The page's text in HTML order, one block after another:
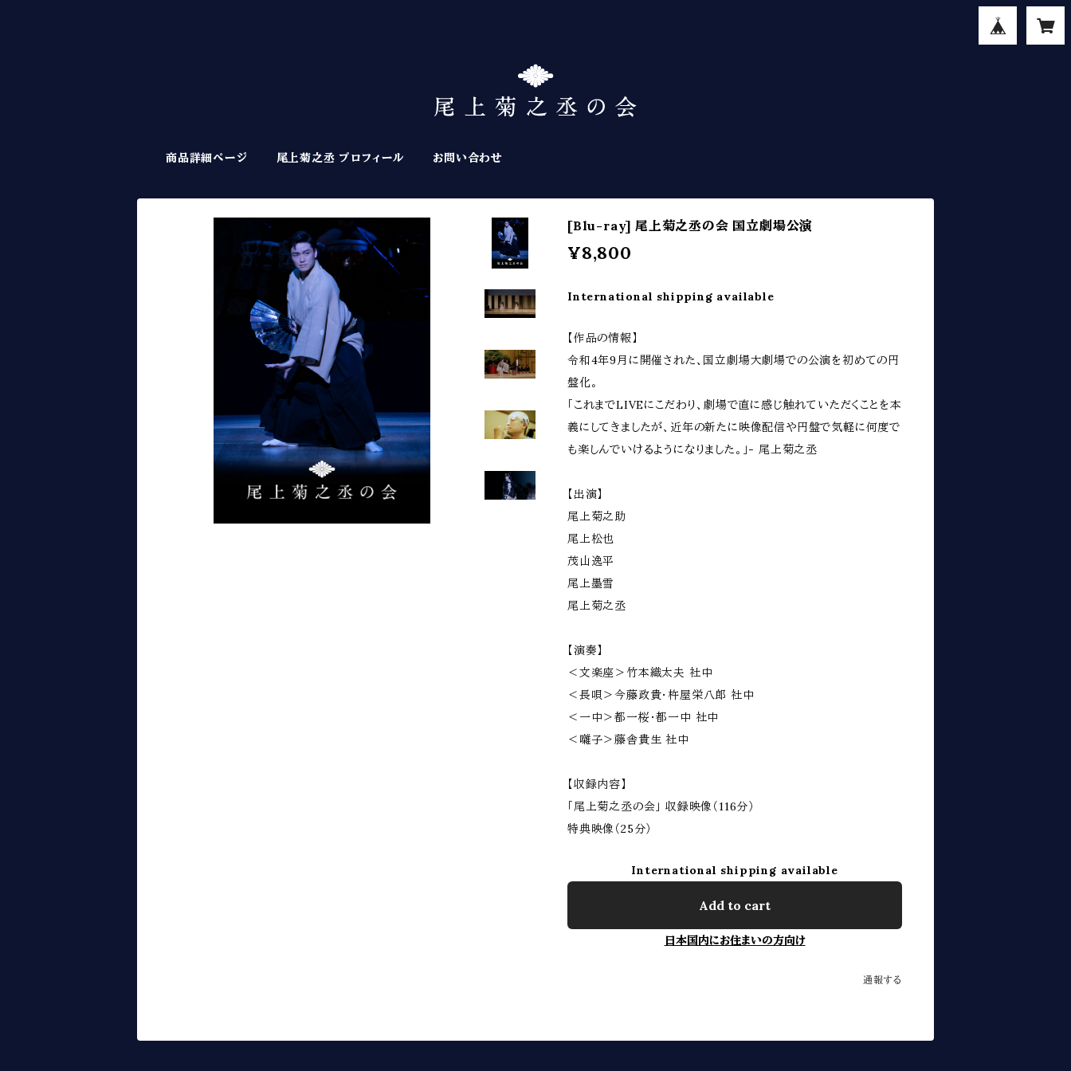
商品詳細ページ 尾上菊之丞 プロフィール お問い合わせ
[Blu-ray] 尾上菊之丞の会 国立劇場公演
¥8,800
International shipping available
【作品の情報】
令和4年9月に開催された、国立劇場大劇場での公演を初めての円
盤化。
「これまでLIVEにこだわり、劇場で直に感じ触れていただくことを本
義にしてきましたが、近年の新たに映像配信や円盤で気軽に何度で
も楽しんでいけるようになりました。」- 尾上菊之丞
【出演】
尾上菊之助
尾上松也
茂山逸平
尾上墨雪
尾上菊之丞
【演奏】
＜文楽座＞竹本織太夫 社中
＜長唄＞今藤政貴・杵屋栄八郎 社中
＜一中＞都一桜・都一中 社中
＜囃子＞藤舎貴生 社中
【収録内容】
「尾上菊之丞の会」 収録映像（116分）
特典映像（25分）
International shipping available
Add to cart
日本国内にお住まいの方向け
通報する